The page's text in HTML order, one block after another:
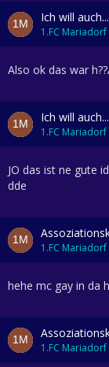
Ich will
1.FC Mariadorf
Also ok das war
Ich will
1.FC Mariadorf
JO das ist ne gute
dde
1.FC Mariadorf
hehe mc gay in da
1.FC Mariadorf